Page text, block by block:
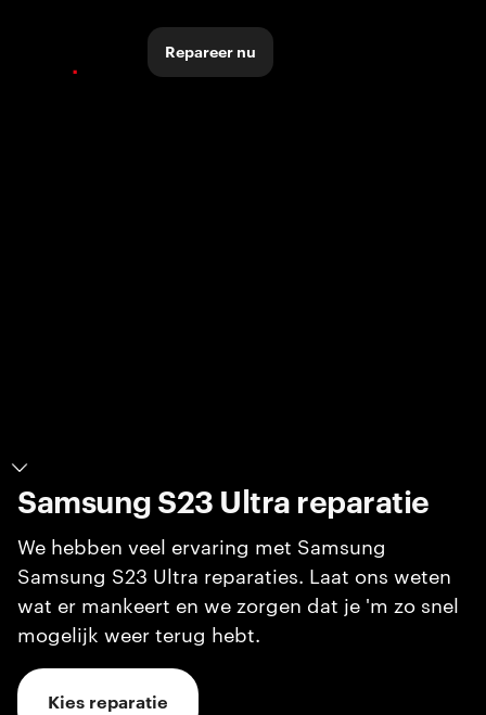
Repareer nu
Samsung S23 Ultra reparatie
We hebben veel ervaring met Samsung
Samsung S23 Ultra reparaties. Laat ons weten
wat er mankeert en we zorgen dat je 'm zo snel
mogelijk weer terug hebt.
Kies reparatie